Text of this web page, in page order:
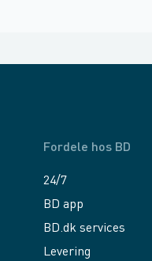
Fordele hos BD
24/7
BD app
BD.dk services
Levering